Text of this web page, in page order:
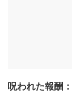
呪われた報酬